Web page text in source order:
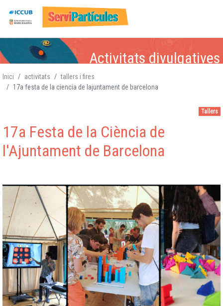
al
Física de Partícules
Gravitació, Cosmologia
Física de Partícules,
Gravitació, Cosmologia
Física de Partícules,
Nuclear,
Cosmologia
Física de Partícules,
Gravitació,
Activitats divulgatives
Inici activitats
tallers i fires
17a festa de la ciencia de lajuntament de barcelona
Tallers
17a Festa de la Ciència de
l'Ajuntament de Barcelona